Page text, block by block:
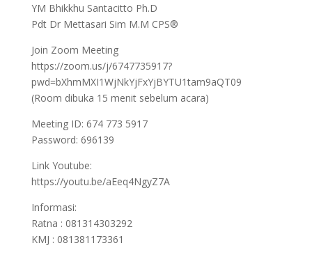
YM Bhikkhu Santacitto Ph.D
Pdt Dr Mettasari Sim M.M CPS®
Join Zoom Meeting
https://zoom.us/j/6747735917?
pwd=bXhmMXI1WjNkYjFxYjBYTU1tam9aQT09
(Room dibuka 15 menit sebelum acara)
Meeting ID: 674 773 5917
Password: 696139
Link Youtube:
https://youtu.be/aEeq4NgyZ7A
Informasi:
Ratna : 081314303292
KMJ : 081381173361